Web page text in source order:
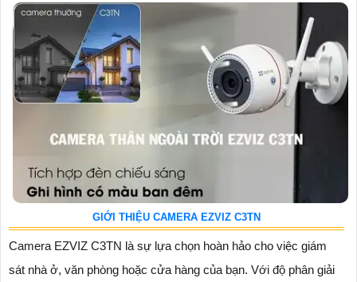
GIỚI THIỆU CAMERA EZVIZ C3TN
Camera EZVIZ C3TN là sự lựa chọn hoàn hảo cho việc giám
sát nhà ở, văn phòng hoặc cửa hàng của bạn. Với độ phân giải